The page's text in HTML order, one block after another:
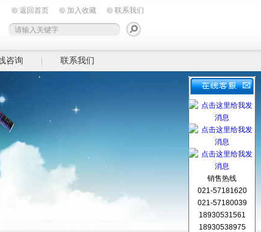
返回首页 加入收藏 联系我们
咨询 联系我们
销售热线
021-57181620
021-57180039
18930531561
18930538975